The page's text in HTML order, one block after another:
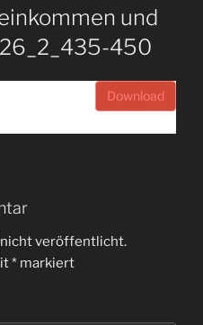
und
450
Download
veröffentlicht.
* markiert